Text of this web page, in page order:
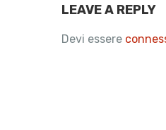
LEAVE A REPLY
Devi essere